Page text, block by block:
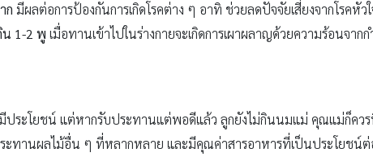
ก มีผลต่อการป้องกันการเกิดโรคต่าง ๆ อาทิ ช่วยลดปัจจัยเสี่ยงจากโรคหัว
น 1-2 พู เมื่อทานเข้าไปในร่างกายจะเกิดการเผาผลาญด้วยความร้อนจาก
ประโยชน์ แต่หากรับประทานแต่พอดีแล้ว ลูกยังไม่กินนมแม่ คุณแม่ก็คว
ะทานผลไม้อื่น ๆ ที่หลากหลาย และมีคุณค่าสารอาหารที่เป็นประโยชน์